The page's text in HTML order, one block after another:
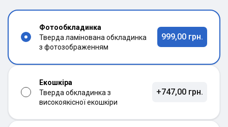
Фотообкладинка
Тверда ламінована обкладинка
з фотозображенням
999,00 грн.
Екошкіра
Тверда обкладинка з
високоякісної екошкіри
+747,00 грн.